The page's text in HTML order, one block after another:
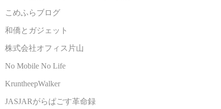
こめふらブログ
和僑とガジェット
株式会社オフィス片山
No Mobile No Life
KruntheepWalker
JASJARがらぱごす革命録